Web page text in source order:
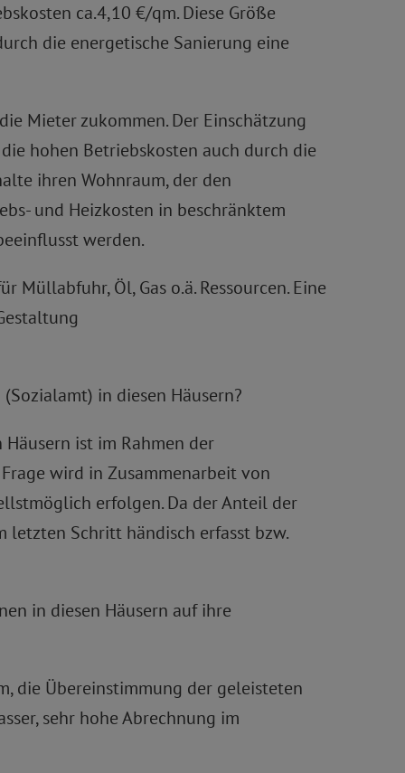
ca.4,10 €/qm. Diese Größe
die energetische Sanierung eine
Mieter zukommen. Der Einschätzung
hohen Betriebskosten auch durch die
ihren Wohnraum, der den
und Heizkosten in beschränktem
werden.
Öl, Gas o.ä. Ressourcen. Eine
in diesen Häusern?
ist im Rahmen der
wird in Zusammenarbeit von
erfolgen. Da der Anteil der
letzten Schritt händisch erfasst bzw.
in diesen Häusern auf ihre
die Übereinstimmung der geleisteten
sehr hohe Abrechnung im